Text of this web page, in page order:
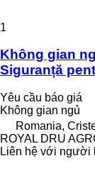
1
Không gian
Siguranță
Yêu cầu báo giá
Không gian ngủ
Romania,
ROYAL DRU
Liên hệ với người